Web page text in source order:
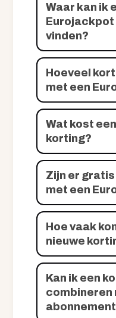
Waar kan ik
vinden?
Hoeveel
met een
Wat kost
korting?
Zijn er
met een
Hoe vaak
nieuwe
Kan ik een
combineren